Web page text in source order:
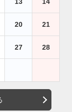
20 21
27 28